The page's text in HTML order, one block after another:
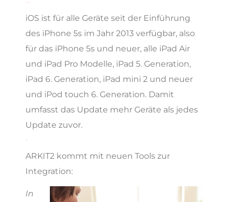
iOS ist für alle Geräte seit der Einführung
des iPhone 5s im Jahr 2013 verfügbar, also
für das iPhone 5s und neuer, alle iPad Air
und iPad Pro Modelle, iPad 5. Generation,
iPad 6. Generation, iPad mini 2 und neuer
und iPod touch 6. Generation. Damit
umfasst das Update mehr Geräte als jedes
Update zuvor.
ARKIT2 kommt mit neuen Tools zur
Integration:
In